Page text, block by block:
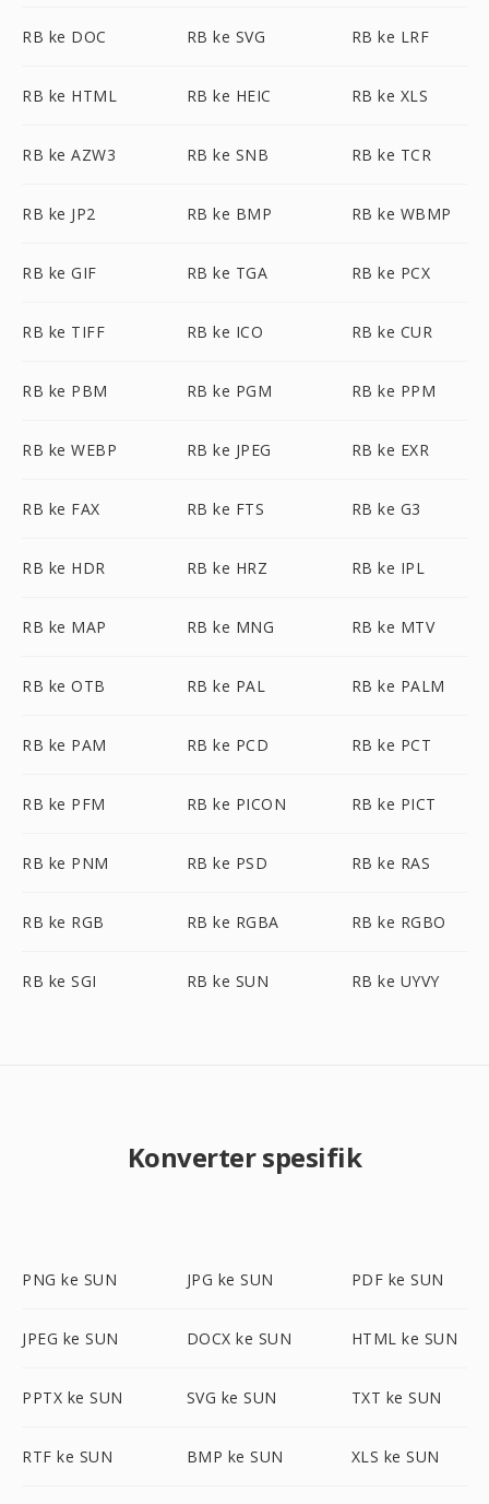
RB ke DOC RB ke SVG RB ke LRF
RB ke HTML RB ke HEIC RB ke XLS
RB ke AZW3 RB ke SNB RB ke TCR
RB ke JP2 RB ke BMP RB ke WBMP
RB ke GIF RB ke TGA RB ke PCX
RB ke TIFF RB ke ICO RB ke CUR
RB ke PBM RB ke PGM RB ke PPM
RB ke WEBP RB ke JPEG RB ke EXR
RB ke FAX RB ke FTS RB ke G3
RB ke HDR RB ke HRZ RB ke IPL
RB ke MAP RB ke MNG RB ke MTV
RB ke OTB RB ke PAL RB ke PALM
RB ke PAM RB ke PCD RB ke PCT
RB ke PFM RB ke PICON RB ke PICT
RB ke PNM RB ke PSD RB ke RAS
RB ke RGB RB ke RGBA RB ke RGBO
RB ke SGI RB ke SUN RB ke UYVY
Konverter spesifik
PNG ke SUN JPG ke SUN PDF ke SUN
JPEG ke SUN DOCX ke SUN HTML ke SUN
PPTX ke SUN SVG ke SUN TXT ke SUN
RTF ke SUN BMP ke SUN XLS ke SUN